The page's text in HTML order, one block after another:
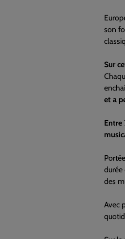
son
Sur
et a
Entre
durée
des
Avec